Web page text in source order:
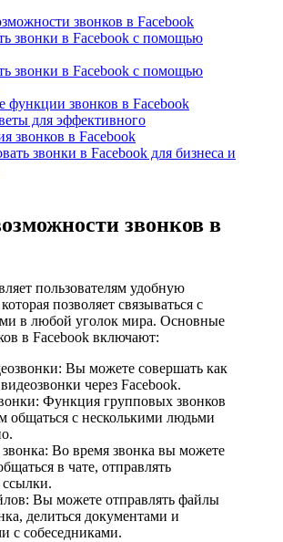
звонков в Facebook
звонки в Facebook с помощью
звонки в Facebook с помощью
функции звонков в Facebook
для эффективного
звонков в Facebook
звонки в Facebook для бизнеса и
звонков в
пользователям удобную
позволяет связываться с
в любой уголок мира. Основные
в Facebook включают:
Вы можете совершать как
через Facebook.
Функция групповых звонков
общаться с несколькими людьми
Во время звонка вы можете
в чате, отправлять
Вы можете отправлять файлы
делиться документами и
с собеседниками.